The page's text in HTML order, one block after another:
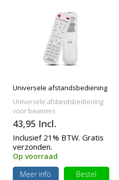
Universele afstandsbediening
Universele afstandsbediening
voor beamers
43,95 Incl.
Inclusief 21% BTW. Gratis
verzonden.
Op voorraad
Meer info
Bestel